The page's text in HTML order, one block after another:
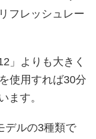
フレッシュレー
」よりも大きく
使用すれば30分
ます。
デルの3種類で